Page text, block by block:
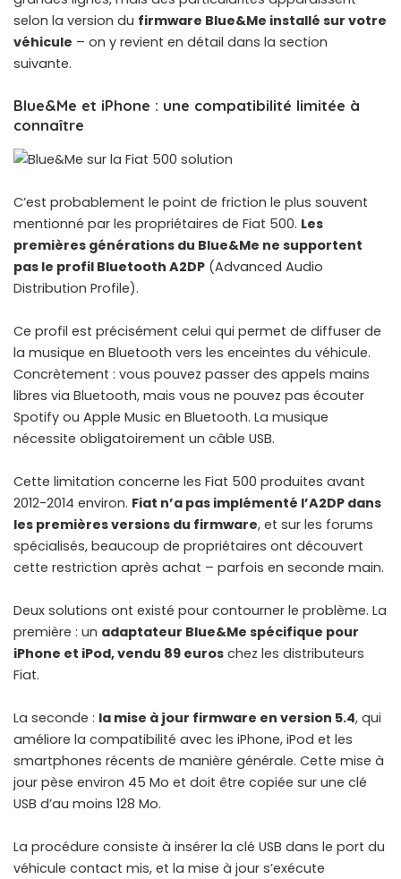
selon la version du firmware Blue&Me installé sur votre
véhicule – on y revient en détail dans la section
suivante.
Blue&Me et iPhone : une compatibilité limitée à
connaître
C’est probablement le point de friction le plus souvent
mentionné par les propriétaires de Fiat 500. Les
premières générations du Blue&Me ne supportent
pas le profil Bluetooth A2DP (Advanced Audio
Distribution Profile).
Ce profil est précisément celui qui permet de diffuser de
la musique en Bluetooth vers les enceintes du véhicule.
Concrètement : vous pouvez passer des appels mains
libres via Bluetooth, mais vous ne pouvez pas écouter
Spotify ou Apple Music en Bluetooth. La musique
nécessite obligatoirement un câble USB.
Cette limitation concerne les Fiat 500 produites avant
2012-2014 environ. Fiat n’a pas implémenté l’A2DP dans
les premières versions du firmware, et sur les forums
spécialisés, beaucoup de propriétaires ont découvert
cette restriction après achat – parfois en seconde main.
Deux solutions ont existé pour contourner le problème. La
première : un adaptateur Blue&Me spécifique pour
iPhone et iPod, vendu 89 euros chez les distributeurs
Fiat.
La seconde : la mise à jour firmware en version 5.4, qui
améliore la compatibilité avec les iPhone, iPod et les
smartphones récents de manière générale. Cette mise à
jour pèse environ 45 Mo et doit être copiée sur une clé
USB d’au moins 128 Mo.
La procédure consiste à insérer la clé USB dans le port du
véhicule contact mis, et la mise à jour s’exécute